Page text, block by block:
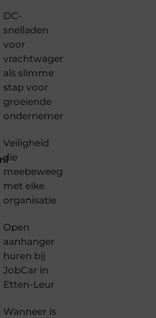
DC-
snelladen
voor
vrachtwagens
als slimme
stap voor
groeiende
ondernemers
Veiligheid
die
meebeweegt
met elke
organisatie
Open
aanhanger
huren bij
JobCar in
Etten-Leur
Wanneer is